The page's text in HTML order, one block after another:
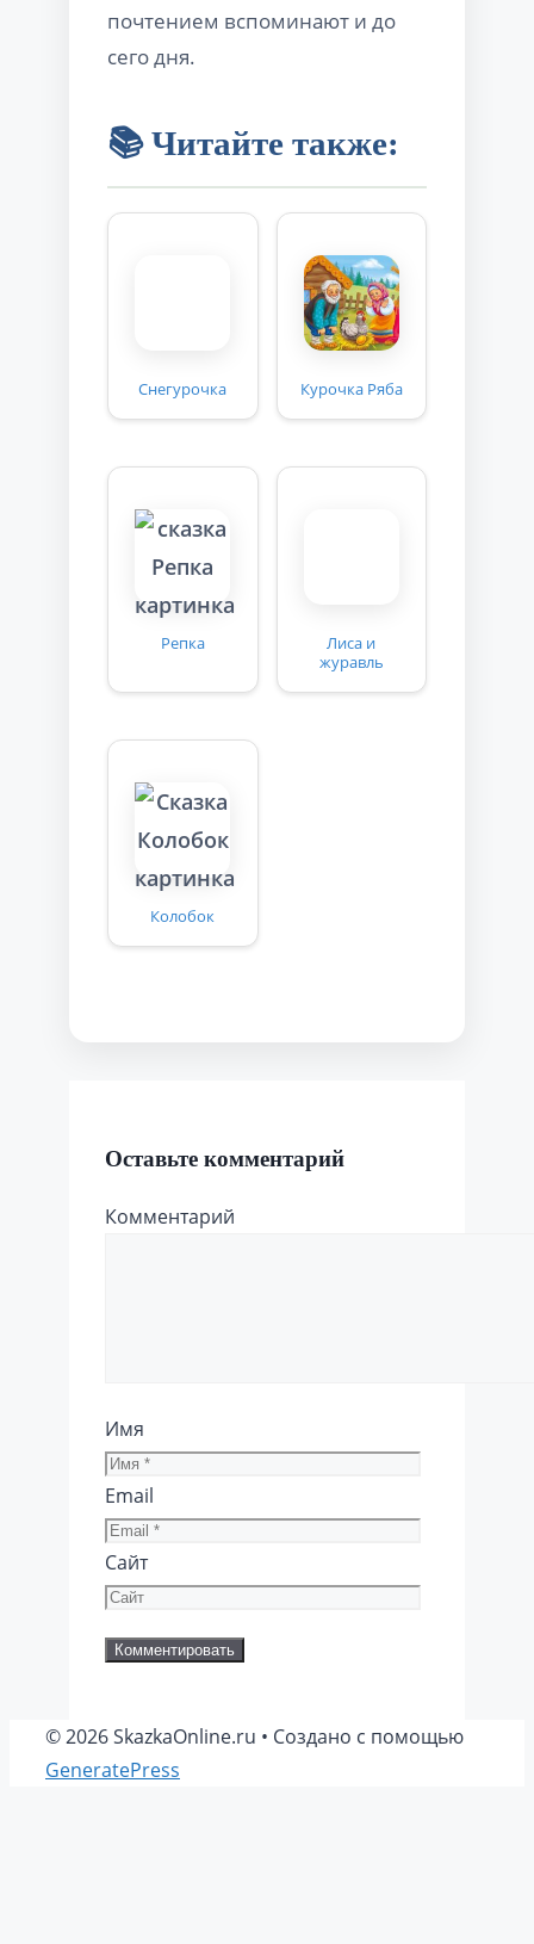
почтением вспоминают и до
сего дня.
📚 Читайте также:
Снегурочка Курочка Ряба
Репка
Лиса и
журавль
Колобок
Оставьте комментарий
Комментарий
Имя
Email
Сайт
© 2026 SkazkaOnline.ru • Создано с помощью
GeneratePress